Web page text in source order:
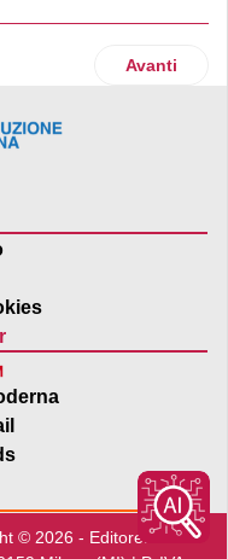
sfumature delle belle arti
Articolo
Avanti
© 2026 - Editore:Edra